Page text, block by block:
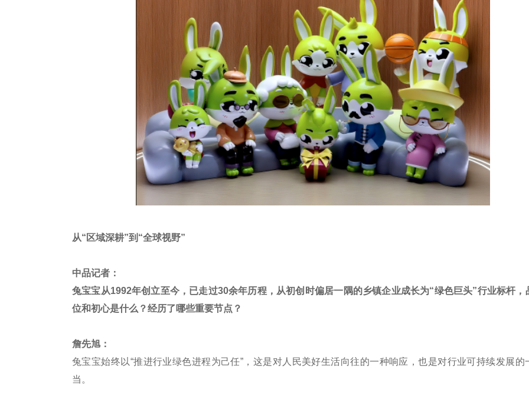
从“区域深耕”到“全球视野”
中品记者：
兔宝宝从1992年创立至今，已走过30余年历程，从初创时偏居一隅的乡镇企业成长为“绿色巨头”行业标杆，
位和初心是什么？经历了哪些重要节点？
詹先旭：
兔宝宝始终以“推进行业绿色进程为己任”，这是对人民美好生活向往的一种响应，也是对行业可持续发展的
当。